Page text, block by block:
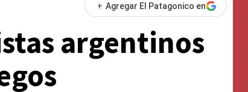
+ Agregar El Patagonico en
argentinos